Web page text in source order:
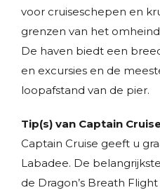
voor cruiseschepen en
grenzen van het
De haven biedt een
en excursies en de
loopafstand van de pier.
Tip(s) van Captain
Captain Cruise geeft u
Labadee. De
de Dragon’s Breath